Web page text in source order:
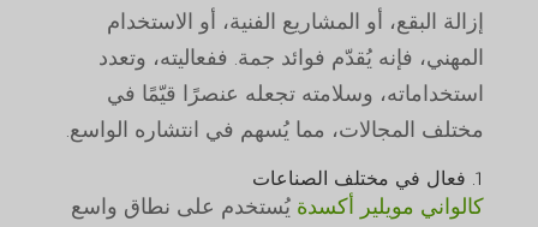
إزالة البقع، أو المشاريع الفنية، أو الاستخدام
المهني، فإنه يُقدّم فوائد جمة. ففعاليته، وتعدد
استخداماته، وسلامته تجعله عنصرًا قيّمًا في
مختلف المجالات، مما يُسهم في انتشاره الواسع.
1. فعال في مختلف الصناعات
كالواني مويلير أكسدة يُستخدم على نطاق واسع